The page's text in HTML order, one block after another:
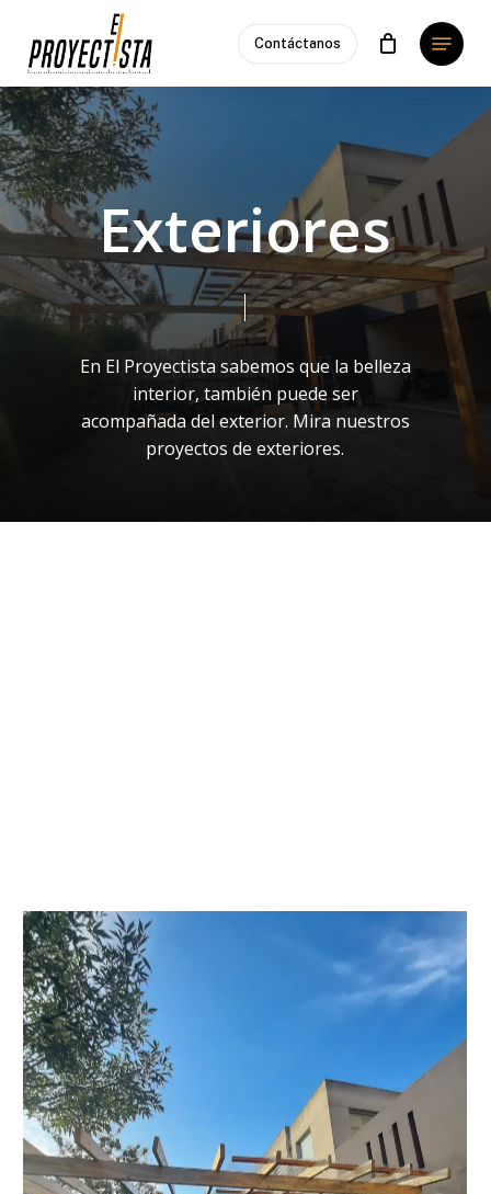
main
content
Contáctanos
Menu
Exteriores
En El Proyectista sabemos que la belleza
interior, también puede ser
acompañada del exterior. Mira nuestros
proyectos de exteriores.